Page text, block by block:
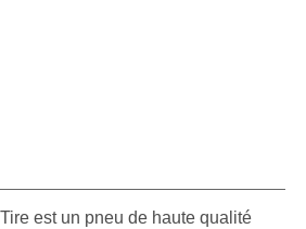
est un pneu de haute qualité